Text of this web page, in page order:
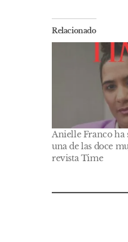
Relacionado
Anielle Franco ha
una de las doce
revista Time